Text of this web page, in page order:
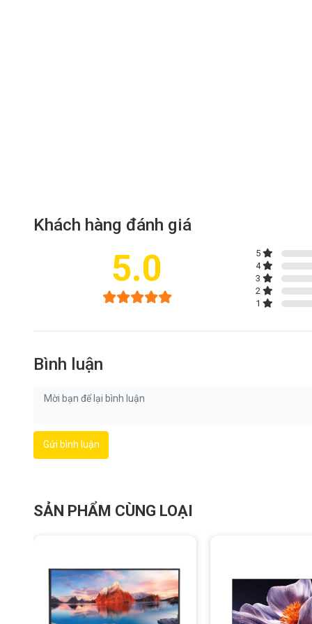
Khách hàng đánh giá
5.0 5
4
3
2
1
Bình luận
Gửi bình luận
SẢN PHẨM CÙNG LOẠI